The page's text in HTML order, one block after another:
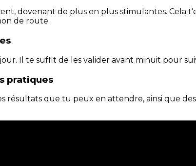
devenant de plus en plus stimulantes.
de route.
Il te suffit de les valider avant minuit pour
pratiques
résultats que tu peux en attendre, ainsi que